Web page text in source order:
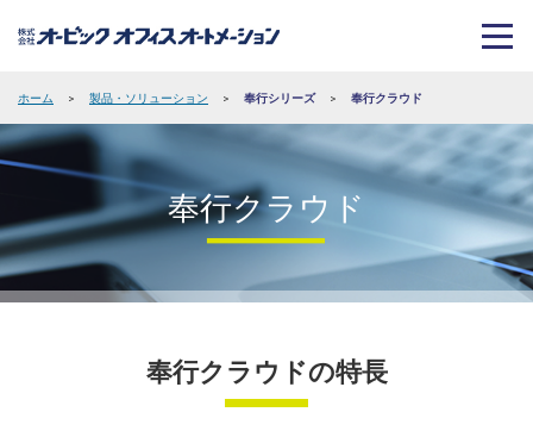
ホーム > 製品・ソリューション > 奉行シリーズ > 奉行クラウド
奉行クラウド
奉行クラウドの特長